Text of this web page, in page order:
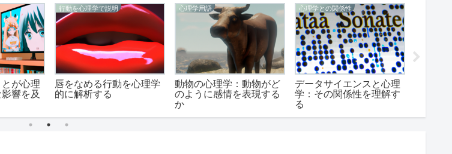
が心理
響を及
行動を心理学で説明
唇をなめる行動を心理学
的に解析する
心理学用語
動物の心理学：動物がど
のように感情を表現する
か
心理学との関係性
データサイエンスと心理
学：その関係性を理解す
る